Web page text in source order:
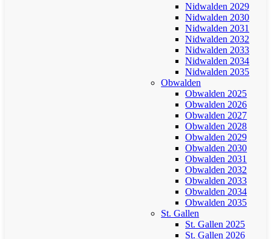
Nidwalden 2029
Nidwalden 2030
Nidwalden 2031
Nidwalden 2032
Nidwalden 2033
Nidwalden 2034
Nidwalden 2035
Obwalden
Obwalden 2025
Obwalden 2026
Obwalden 2027
Obwalden 2028
Obwalden 2029
Obwalden 2030
Obwalden 2031
Obwalden 2032
Obwalden 2033
Obwalden 2034
Obwalden 2035
St. Gallen
St. Gallen 2025
St. Gallen 2026